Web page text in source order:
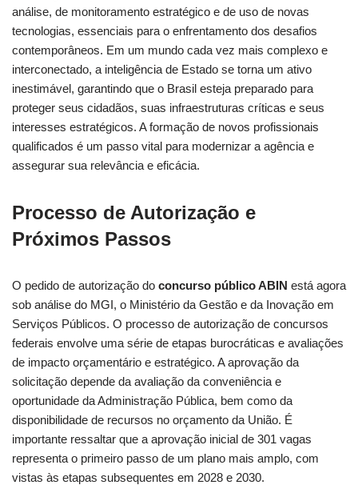
análise, de monitoramento estratégico e de uso de novas
tecnologias, essenciais para o enfrentamento dos desafios
contemporâneos. Em um mundo cada vez mais complexo e
interconectado, a inteligência de Estado se torna um ativo
inestimável, garantindo que o Brasil esteja preparado para
proteger seus cidadãos, suas infraestruturas críticas e seus
interesses estratégicos. A formação de novos profissionais
qualificados é um passo vital para modernizar a agência e
assegurar sua relevância e eficácia.
Processo de Autorização e
Próximos Passos
O pedido de autorização do concurso público ABIN está agora
sob análise do MGI, o Ministério da Gestão e da Inovação em
Serviços Públicos. O processo de autorização de concursos
federais envolve uma série de etapas burocráticas e avaliações
de impacto orçamentário e estratégico. A aprovação da
solicitação depende da avaliação da conveniência e
oportunidade da Administração Pública, bem como da
disponibilidade de recursos no orçamento da União. É
importante ressaltar que a aprovação inicial de 301 vagas
representa o primeiro passo de um plano mais amplo, com
vistas às etapas subsequentes em 2028 e 2030.